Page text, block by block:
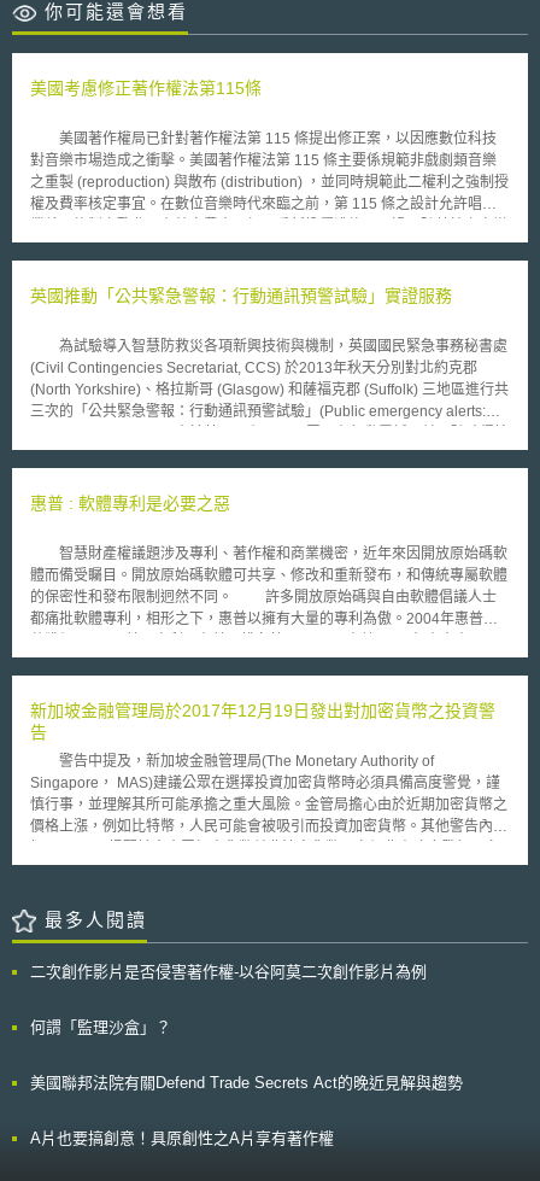
你可能還會想看
美國考慮修正著作權法第115條
美國著作權局已針對著作權法第 115 條提出修正案，以因應數位科技
對音樂市場造成之衝擊。美國著作權法第 115 條主要係規範非戲劇類音樂
之重製 (reproduction) 與散布 (distribution) ，並同時規範此二權利之強制授
權及費率核定事宜。在數位音樂時代來臨之前，第 115 條之設計允許唱片
的流行，第 115 條有關強制授權制度之設計，已喪失原先期待之功能，而
成障礙。此外，由於美國境內有關公開演出權 (public performance) 及重製
包括 ASCAP, BMI 及 SESAC ；而有關重製 / 散布權之權利人團體主要是
HFA, The Harry Fox Agency) ，因此在數位化音樂傳輸過程中利用人必須面
對不同之權利人團體，就同一傳輸行為洽談不同之授權契約，並對同一著作
權人支付二次使用報酬。如此繁複的過程及額外的成本，當然使合法音樂服
務業者無法與網路音樂侵權者所提供之無成本音樂抗衡。因此，在此次美國
修正重點包括： 1. 當權利人團體 ( 新法案中稱之為 music rights
利人團體亦同時被授予處理重製及散佈權授權相關事項之權利。 2. 權利人
演出順利進行必要之重製或散佈之權。 3. 著作權人就單一著作不得授權二
個以上權利人團體進行該著作之授權談判事宜。 4. 鼓勵權利人團體就其所
授權之非戲劇類音樂著作列明清冊，以協助利用人確認洽商授權之對象。
英國推動「公共緊急警報：行動通訊預警試驗」實證服務
為試驗導入智慧防救災各項新興技術與機制，英國國民緊急事務秘書處
(Civil Contingencies Secretariat, CCS) 於2013年秋天分別對北約克郡
(North Yorkshire)、格拉斯哥 (Glasgow) 和薩福克郡 (Suffolk) 三地區進行共
三次的「公共緊急警報：行動通訊預警試驗」(Public emergency alerts:
收訊息為出發點，進行有別於傳統預警系統之公共緊急預警系統試驗。此試
network operators) 和地方政府應變單位合作，雖係以行動電話為試驗主
不要求民眾簽署才能取得此次試驗訊息為主。 此三次試驗手段有二，
包括「小型區域廣播服務」 (cell Broadcast service, CBS)，係以單點對多
點發送緊急簡訊，以及「以地區為基礎的簡訊」 (location-based SMS
messaging)，以群組方式發送簡訊至指定地區用戶，二種發佈緊急訊息的
方法為試驗。 北約克郡 (North Yorkshire)主要與EE進行發送緊急水災
(表訊息多寡)到地域寬廣或數個地區而言，是有效的手段。格拉斯哥
緊急訊息給民眾。而薩福克郡(Suffolk)則是由於該區不僅於市中心具兩個火
車站，遊客也眾多，因此試驗場域以住商混合住宅區及處於該區的人民為
主。除小型區域廣播服務和以地區為基礎的簡訊外，薩福克郡也與社交網路
Twitter合作，共傳送三種訊息試驗。 透過上述試驗，公共緊急警報：行
動通訊預警試驗計畫報告也提出針對隱私與對於電信服務業者於災害發生當
下之通訊服務義務未來應制訂相關規範，以及應統一發送訊息之通訊警報協
定標準等建議。
惠普 : 軟體專利是必要之惡
智慧財產權議題涉及專利、著作權和商業機密，近年來因開放原始碼軟
體而備受矚目。開放原始碼軟體可共享、修改和重新發布，和傳統專屬軟體
的保密性和發布限制迥然不同。 許多開放原始碼與自由軟體倡議人士
都痛批軟體專利，相形之下，惠普以擁有大量的專利為傲。2004年惠普一
開放原始碼程式設計師或許厭惡軟體專利的概念，但最好還是試著自我調
發展而成的，而專利比較麻煩，是因為程式設計師把專利視為削弱他們的自
由。另一方面，企業則把專利看待成自家珍貴創意的保護傘。 惠普
Linux副總裁Martin Fink批評開放原始碼促進會(Open Source Initiative；
OSI)核准開放原始碼授權證書的作法太草率。去年8月，Fink曾指出，開放
原始碼授權證書多達52種，實在太多了。現在數目變得更多，因為他抱怨
OSI核准任何符合開放原始碼定義的申請案，卻不試著加以整併以強化開放
原始碼業的基礎。只基於符合規格就核准授權證書，而未顧及進一步鞏固開
軟體提出專利訴訟。但目前為止這些威脅尚未發生，而紅帽公司（Red
Hat）和Novell揚言運用自家專利反制那類威脅，IBM和昇陽也表明不會針
對開放原始碼侵犯的數百項專利提出告訴。
新加坡金融管理局於2017年12月19日發出對加密貨幣之投資警
告
警告中提及，新加坡金融管理局(The Monetary Authority of
Singapore， MAS)建議公眾在選擇投資加密貨幣時必須具備高度警覺，謹
慎行事，並理解其所可能承擔之重大風險。金管局擔心由於近期加密貨幣之
價格上漲，例如比特幣，人民可能會被吸引而投資加密貨幣。其他警告內容
無任何資產或發行者之支持。 MAS認為近期加密貨幣價格之上漲係由投機
能失去全部資本的風險應有所警覺。 加密貨幣之投資無任何監管保障。與
大多數的司法管轄區一樣，MAS並未對加密貨幣進行管制。MAS法規既未
於大多數加密貨幣交易平台之營運者並未存在於新加坡，故難以驗證其真實
更大。 加密貨幣之交易通常是匿名進行，使其易被誤用於非法活動。若發
之風險。 投資加密貨幣而蒙受損失之人民，將無法依賴由MAS法規所提供
利性，如果得輕易獲取可觀之利潤程度使人難以置信，那很可能就有問題。
最多人閱讀
二次創作影片是否侵害著作權-以谷阿莫二次創作影片為例
何謂「監理沙盒」？
美國聯邦法院有關Defend Trade Secrets Act的晚近見解與趨勢
A片也要搞創意！具原創性之A片享有著作權